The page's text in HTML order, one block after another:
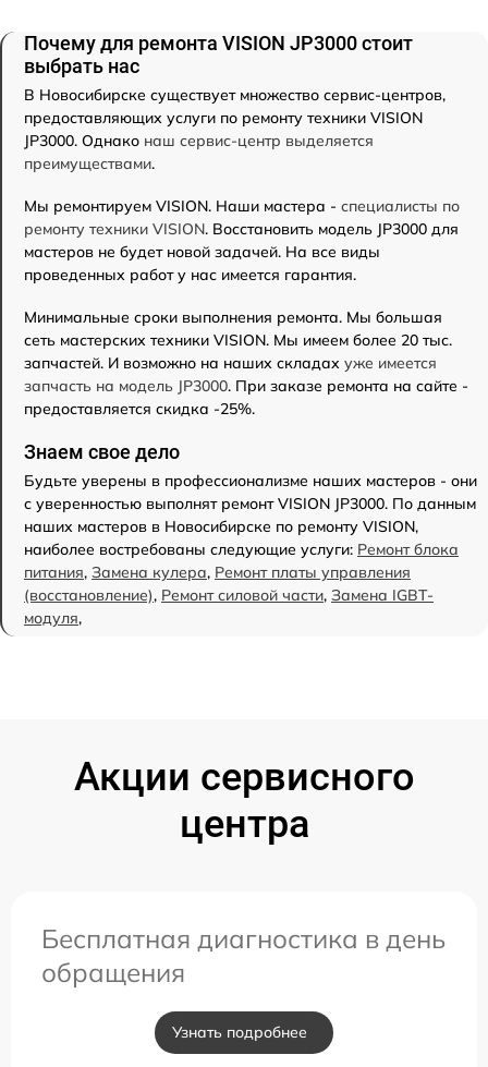
Почему для ремонта VISION JP3000 стоит
выбрать нас
В Новосибирске существует множество сервис-центров,
предоставляющих услуги по ремонту техники VISION
JP3000. Однако наш сервис-центр выделяется
преимуществами.
Мы ремонтируем VISION. Наши мастера - специалисты по
ремонту техники VISION. Восстановить модель JP3000 для
мастеров не будет новой задачей. На все виды
проведенных работ у нас имеется гарантия.
Минимальные сроки выполнения ремонта. Мы большая
сеть мастерских техники VISION. Мы имеем более 20 тыс.
запчастей. И возможно на наших складах уже имеется
запчасть на модель JP3000. При заказе ремонта на сайте -
предоставляется скидка -25%.
Знаем свое дело
Будьте уверены в профессионализме наших мастеров - они
с уверенностью выполнят ремонт VISION JP3000. По данным
наших мастеров в Новосибирске по ремонту VISION,
наиболее востребованы следующие услуги: Ремонт блока
питания, Замена кулера, Ремонт платы управления
(восстановление), Ремонт силовой части, Замена IGBT-
модуля,
Акции сервисного
центра
Бесплатная диагностика в день
обращения
Узнать подробнее